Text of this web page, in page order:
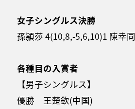
女子シングルス決勝
孫頴莎 4(10,8,-5,6,10)1 陳幸同
各種目の入賞者
【男子シングルス】
優勝 王楚欽(中国)